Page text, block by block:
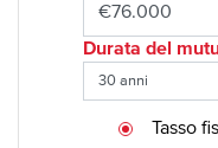
Durata del
Tasso